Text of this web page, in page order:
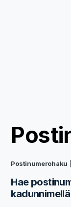
Postinumerohaku
Hae
kadunnimellä